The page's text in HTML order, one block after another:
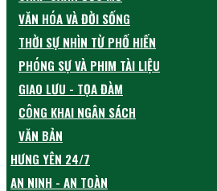
VĂN HÓA VÀ ĐỜI SỐNG
THỜI SỰ NHÌN TỪ PHỐ HIẾN
PHÓNG SỰ VÀ PHIM TÀI LIỆU
GIAO LƯU - TỌA ĐÀM
CÔNG KHAI NGÂN SÁCH
VĂN BẢN
HƯNG YÊN 24/7
AN NINH - AN TOÀN